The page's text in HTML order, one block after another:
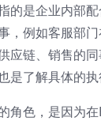
的是企业内部
，例如客服部
应链、销售的
是了解具体的执
角色，是因为